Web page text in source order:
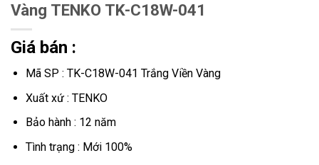
Vàng TENKO TK-C18W-041
Giá bán :
Mã SP : TK-C18W-041 Trắng Viền Vàng
Xuất xứ : TENKO
Bảo hành : 12 năm
Tình trạng : Mới 100%